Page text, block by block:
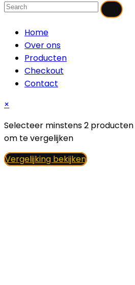
Home
Over ons
Producten
Checkout
Contact
×
Selecteer minstens 2 producten
om te vergelijken
Vergelijking bekijken